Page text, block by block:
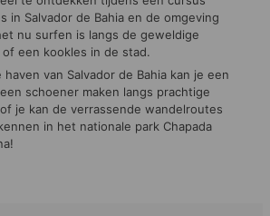
in Salvador de Bahia en de omgeving
nu surfen is langs de geweldige
een kookles in de stad.
haven van Salvador de Bahia kan je een
schoener maken langs prachtige
je kan de verrassende wandelroutes
in het nationale park Chapada